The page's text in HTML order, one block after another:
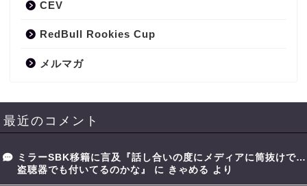
CEV
RedBull Rookies Cup
メルマガ
最近のコメント
ミラーSBK移籍に言及『話し合いの度にメディアに筒抜けで…
盗聴器でも付いてるのかな』
に きゃめる より